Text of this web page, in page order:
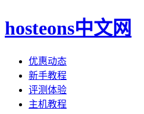
hosteons中文网
优惠动态
新手教程
评测体验
主机教程